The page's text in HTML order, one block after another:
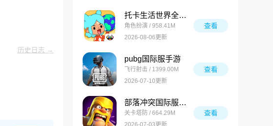
历史日志 →
托卡生活世界全解锁版
角色扮演 / 958.41M
2026-08-06更新
查看
pubg国际服手游
飞行射击 / 1399.00M
2026-07-10更新
查看
部落冲突国际服最新版
关卡塔防 / 664.29M
2026-07-03更新
查看